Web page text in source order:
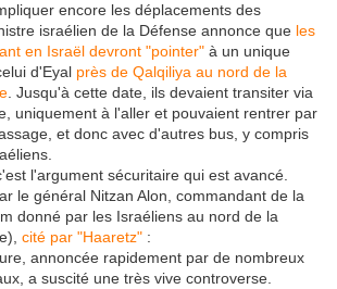
encore les déplacements des
israélien de la Défense annonce que les
en Israël devront "pointer" à un unique
d'Eyal près de Qalqiliya au nord de la
. Jusqu'à cette date, ils devaient transiter via
uniquement à l'aller et pouvaient rentrer par
et donc avec d'autres bus, y compris
l'argument sécuritaire qui est avancé.
le général Nitzan Alon, commandant de la
donné par les Israéliens au nord de la
cité par "Haaretz" :
annoncée rapidement par de nombreux
a suscité une très vive controverse.